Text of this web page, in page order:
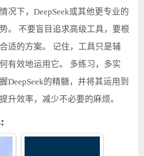
况下，DeepSeek或其他更专业的
。 不要盲目追求高级工具，要根
适的方案。 记住，工具只是辅
有效地运用它。 多练习，多实
DeepSeek的精髓，并将其运用到
升效率，减少不必要的麻烦。